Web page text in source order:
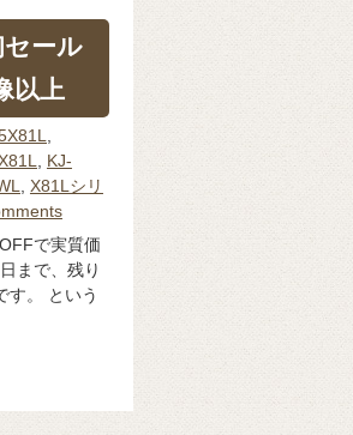
セール
以上
KJ-
X81Lシリ
で実質価
まで、残り
す。 という